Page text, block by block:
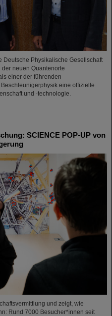
Deutsche Physikalische Gesellschaft
der neuen Quantenorte
einer der führenden
eine offizielle
und -technologie.
SCIENCE POP-UP von
und zeigt, wie
Rund 7000 Besucher*innen seit